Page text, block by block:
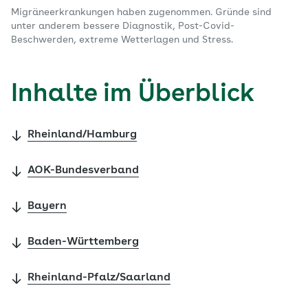
Migräneerkrankungen haben zugenommen. Gründe sind
unter anderem bessere Diagnostik, Post-Covid-
Beschwerden, extreme Wetterlagen und Stress.
Inhalte im Überblick
Rheinland/Hamburg
AOK-Bundesverband
Bayern
Baden-Württemberg
Rheinland-Pfalz/Saarland